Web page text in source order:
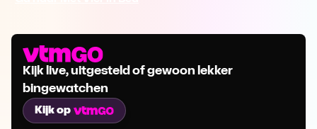
Kijk live, uitgesteld of gewoon lekker
bingewatchen
Kijk op